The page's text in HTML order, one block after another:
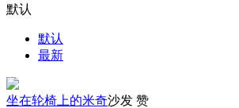
默认
默认
最新
坐在轮椅上的米奇沙发 赞